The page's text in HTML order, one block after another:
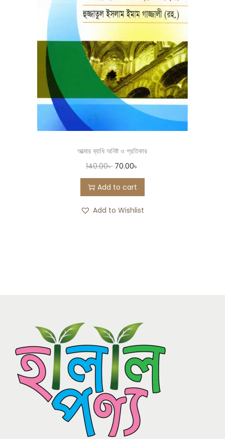
আত্মার ব্যাধি অনিষ্ট ও প্রতিকার
140.00৳ 70.00৳
Add to cart
Add to Wishlist